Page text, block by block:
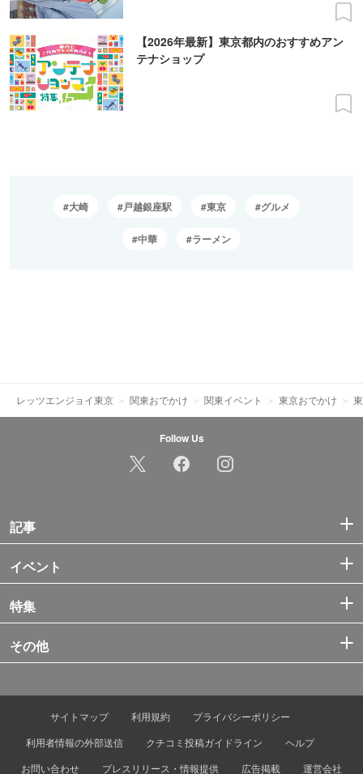
【2026年最新】東京都内のおすすめアン
テナショップ
大崎 戸越銀座駅 東京 グルメ
中華 ラーメン
レッツエンジョイ東京 関東おでかけ 関東イベント 東京おでかけ
Follow Us
記事
イベント
特集
その他
サイトマップ 利用規約
プライバシーポリシー
利用者情報の外部送信
クチコミ投稿ガイドライン
ヘルプ
お問い合わせ
プレスリリース・情報提供 広告掲載 運営会社